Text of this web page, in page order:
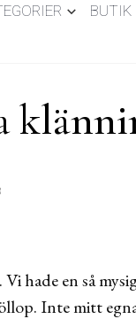
BUTIK
hade en så
Inte mitt